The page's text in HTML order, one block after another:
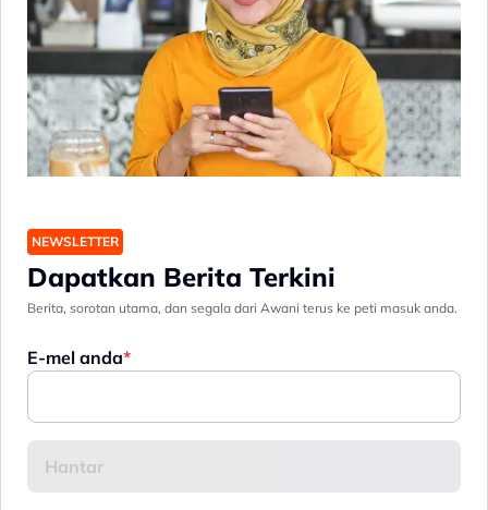
NEWSLETTER
Dapatkan Berita Terkini
Berita, sorotan utama, dan segala dari Awani terus ke peti masuk anda.
E-mel anda